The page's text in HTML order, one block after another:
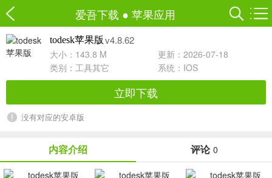
爱吾下载 ● 苹果应用
todesk苹果版 v4.8.62
大小：143.8 M
更新：2026-07-18
类别： 工具其它 系统：IOS
立即下载
没有对应的安卓版
内容介绍 评论 0